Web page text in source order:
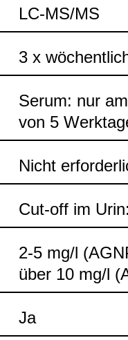
LC-​MS/MS
3 x
Serum: nur
von 5
Nicht
Cut-​off im
2-5 mg/l
über 10 mg/l
Ja